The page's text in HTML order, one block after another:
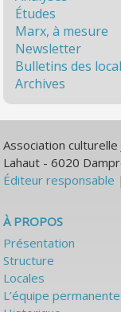
Études
Marx, à mesure
Newsletter
Bulletins des
Archives
Association
Lahaut - 6020
Éditeur responsable
À PROPOS
Présentation
Structure
Locales
L’équipe permanente